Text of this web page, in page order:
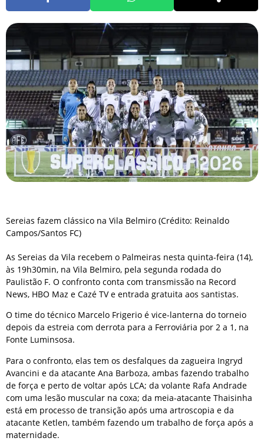
Sereias fazem clássico na Vila Belmiro (Crédito: Reinaldo
Campos/Santos FC)
As Sereias da Vila recebem o Palmeiras nesta quinta-feira (14),
às 19h30min, na Vila Belmiro, pela segunda rodada do
Paulistão F. O confronto conta com transmissão na Record
News, HBO Maz e Cazé TV e entrada gratuita aos santistas.
O time do técnico Marcelo Frigerio é vice-lanterna do torneio
depois da estreia com derrota para a Ferroviária por 2 a 1, na
Fonte Luminsosa.
Para o confronto, elas tem os desfalques da zagueira Ingryd
Avancini e da atacante Ana Barboza, ambas fazendo trabalho
de força e perto de voltar após LCA; da volante Rafa Andrade
com uma lesão muscular na coxa; da meia-atacante Thaisinha
está em processo de transição após uma artroscopia e da
atacante Ketlen, também fazendo um trabalho de força após a
maternidade.